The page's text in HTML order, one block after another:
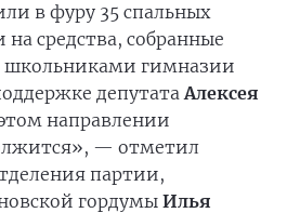
в фуру 35 спальных
средства, собранные
школьниками гимназии
депутатаАлексея
направлении
— отметил
партии,
гордумы Илья